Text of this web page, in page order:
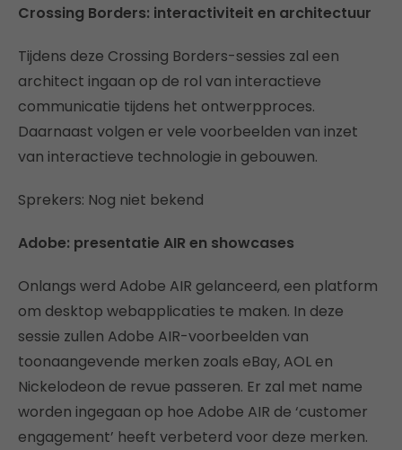
Crossing Borders: interactiviteit en architectuur
Tijdens deze Crossing Borders-sessies zal een
architect ingaan op de rol van interactieve
communicatie tijdens het ontwerpproces.
Daarnaast volgen er vele voorbeelden van inzet
van interactieve technologie in gebouwen.
Sprekers: Nog niet bekend
Adobe: presentatie AIR en showcases
Onlangs werd Adobe AIR gelanceerd, een platform
om desktop webapplicaties te maken. In deze
sessie zullen Adobe AIR-voorbeelden van
toonaangevende merken zoals eBay, AOL en
Nickelodeon de revue passeren. Er zal met name
worden ingegaan op hoe Adobe AIR de ‘customer
engagement’ heeft verbeterd voor deze merken.